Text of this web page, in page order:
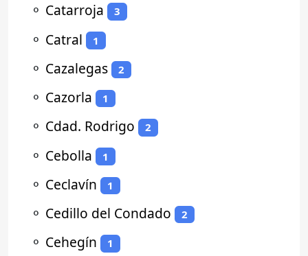
⚬ Catarroja 3
⚬ Catral 1
⚬ Cazalegas 2
⚬ Cazorla 1
⚬ Cdad. Rodrigo 2
⚬ Cebolla 1
⚬ Ceclavín 1
⚬ Cedillo del Condado 2
⚬ Cehegín 1